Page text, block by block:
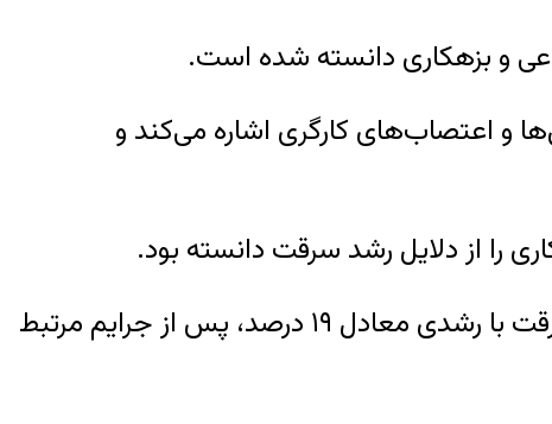
و بزهکاری دانسته شده است.
و اعتصاب‌های کارگری اشاره می‌کند و
را از دلایل رشد سرقت دانسته بود.
به گفته محمدجعفر منتظری، دادستان کل ایران، بر اساس آمار قوه قضائیه و نیروی انتظامی، سرقت با رشدی معادل ۱۹ درصد، پس از جرایم مرتبط